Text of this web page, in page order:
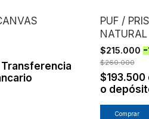
Transferencia
PUF /
NATURAL
$215.000 -
$260.000
$193.500
o